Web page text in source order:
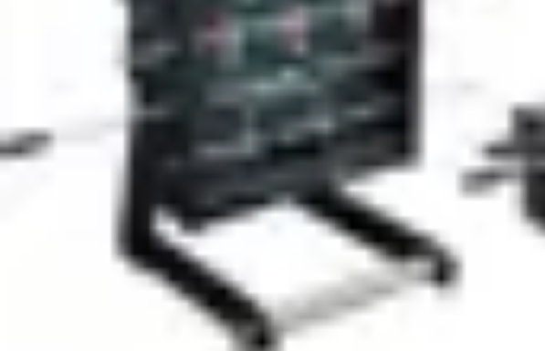
Éducation et ApprentissageInnovation Santé et Bien-être
Défis et Découvertes